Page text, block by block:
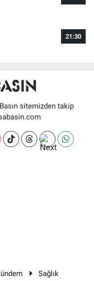
21:30
sitemizden takip
Sağlık